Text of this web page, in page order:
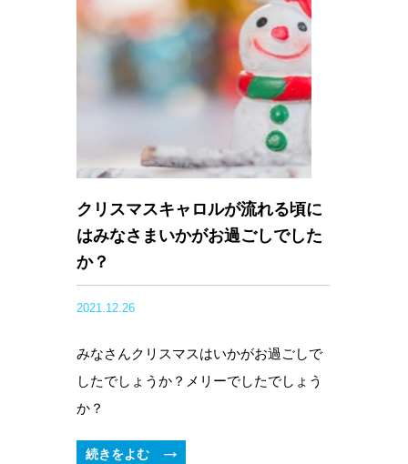
クリスマスキャロルが流れる頃に
はみなさまいかがお過ごしでした
か？
2021.12.26
みなさんクリスマスはいかがお過ごしで
したでしょうか？メリーでしたでしょう
か？
続きをよむ